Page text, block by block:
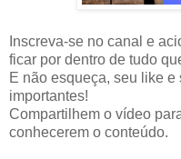
Inscreva-se no canal e
ficar por dentro de tudo
E não esqueça, seu like
importantes!
Compartilhem o vídeo
conhecerem o conteúdo.